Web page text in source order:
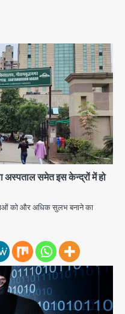
समेत इस केन्द्रों में हो
को और अधिक सुलभ बनाने का